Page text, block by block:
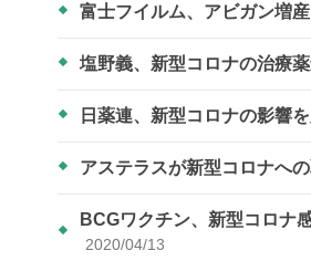
富士フイルム、アビガン増
塩野義、新型コロナの治療
日薬連、新型コロナの影響
アステラスが新型コロナへ
BCGワクチン、新型コロナ
2020/04/13